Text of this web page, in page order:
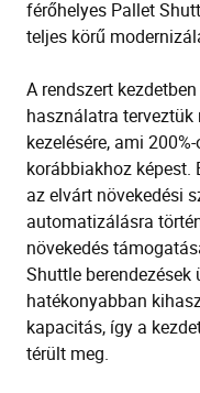
férőhelyes Pallet
teljes körű
A rendszert
használatra
kezelésére, ami
korábbiakhoz
az elvárt növekedési
automatizálásra
növekedés
Shuttle
hatékonyabban
kapacitás, így a
térült meg.